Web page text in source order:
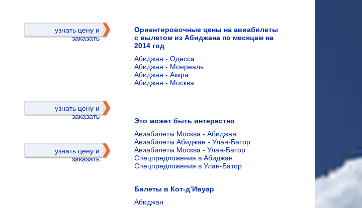
узнать цену и
заказать
узнать цену и
заказать
узнать цену и
заказать
Ориентировочные цены на авиабилеты
с вылетом из Абиджана по месяцам на
2014 год
Абиджан - Одесса
Абиджан - Монреаль
Абиджан - Аккра
Абиджан - Москва
Это может быть интерестно
Авиабилеты Москва - Абиджан
Авиабилеты Абиджан - Улан-Батор
Авиабилеты Москва - Улан-Батор
Спецпредложения в Абиджан
Спецпредложения в Улан-Батор
Билеты в Кот-д’Ивуар
Абиджан